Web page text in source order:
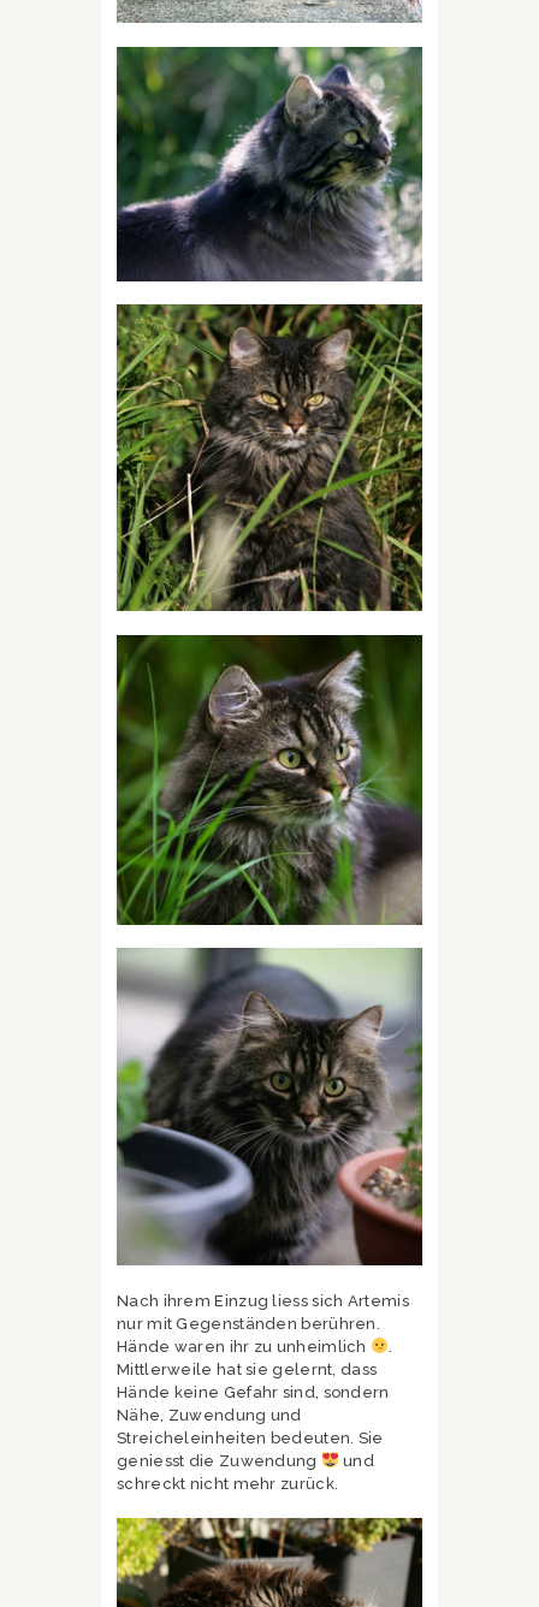
Nach ihrem Einzug liess sich Artemis
nur mit Gegenständen berühren.
Hände waren ihr zu unheimlich
Mittlerweile hat sie gelernt, dass
Hände keine Gefahr sind, sondern
Nähe, Zuwendung und
Streicheleinheiten bedeuten. Sie
geniesst die Zuwendung
und
schreckt nicht mehr zurück.